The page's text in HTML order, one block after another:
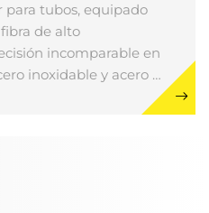
para tubos, equipado
de alto
incomparable en
inoxidable y acero al